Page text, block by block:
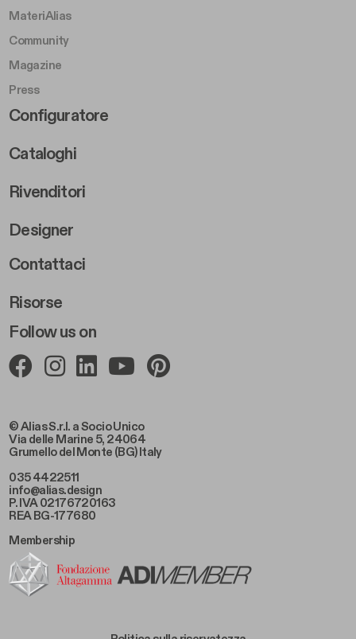
© Alias S.r.l. a Socio Unico
Via delle Marine 5, 24064
Grumello del Monte (BG) Italy
035 4422511
info@alias.design
P. IVA 02176720163
REA BG-177680
Follow us on
MateriAlias
Community
Magazine
Press
Footer Right Middle B
Configuratore
Cataloghi
Rivenditori
Designer
Footer Right 2
Contattaci
Risorse
Membership